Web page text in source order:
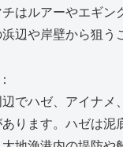
はルアーやエギン
辺や岸壁から狙う
でハゼ、アイナメ
ります。ハゼは泥